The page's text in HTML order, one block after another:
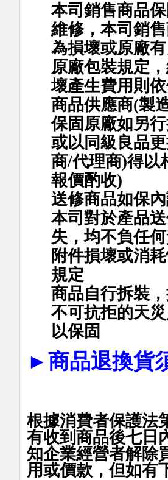
本司銷售商品
維修，本司銷
為損壞或原廠
原廠包裝規定
壞產生費用則
商品供應商(製
保固原廠如另
或以同級良品
商/代理商)得以
報價酌收)
送修商品如保
本司對於產品
失，均不負任
附件損壞或消
規定
商品自行拆裝
不可抗拒的天
以保固
►商品退換貨
根據消費者保護法
有收到商品後七日
知企業經營者解除
用或價款，但如有